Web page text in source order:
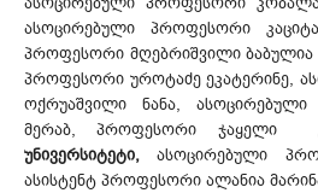
ასოცირებული პროფესორი
პროფესორი მღებრიშვილი ბაბულია
პროფესორი უროტაძე ეკატერინე,
ოქრუაშვილი ნანა,
მერაბ, პროფესორი
უნივერსიტეტი, ასოცირებული
ასისტენტ პროფესორი ალანია